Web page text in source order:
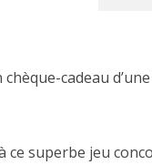
cadeau
ce superbe jeu